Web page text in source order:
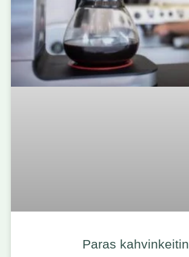
Paras kahvinkeitin